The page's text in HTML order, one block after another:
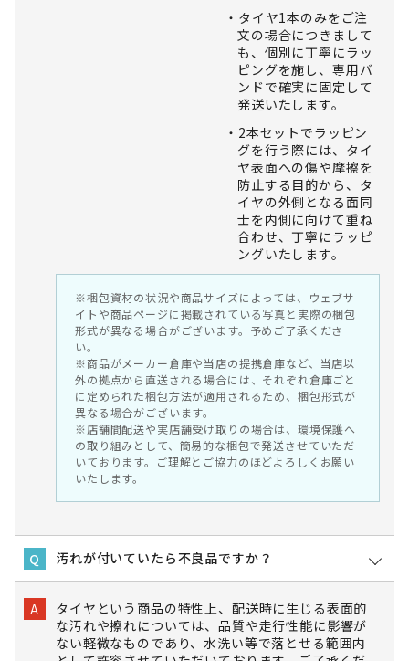
タイヤ1本のみをご注
文の場合につきまして
も、個別に丁寧にラッ
ピングを施し、専用バ
ンドで確実に固定して
発送いたします。
2本セットでラッピン
グを行う際には、タイ
ヤ表面への傷や摩擦を
防止する目的から、タ
イヤの外側となる面同
士を内側に向けて重ね
合わせ、丁寧にラッピ
ングいたします。
※梱包資材の状況や商品サイズによっては、ウェブサ
イトや商品ページに掲載されている写真と実際の梱包
形式が異なる場合がございます。予めご了承くださ
い。
※商品がメーカー倉庫や当店の提携倉庫など、当店以
外の拠点から直送される場合には、それぞれ倉庫ごと
に定められた梱包方法が適用されるため、梱包形式が
異なる場合がございます。
※店舗間配送や実店舗受け取りの場合は、環境保護へ
の取り組みとして、簡易的な梱包で発送させていただ
いております。ご理解とご協力のほどよろしくお願い
いたします。
Q 汚れが付いていたら不良品ですか？
A
タイヤという商品の特性上、配送時に生じる表面的
な汚れや擦れについては、品質や走行性能に影響が
ない軽微なものであり、水洗い等で落とせる範囲内